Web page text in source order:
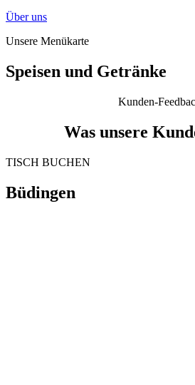
Über uns
Unsere Menükarte
Speisen und Getränke
Kunden-
Was unsere
TISCH BUCHEN
Büdingen